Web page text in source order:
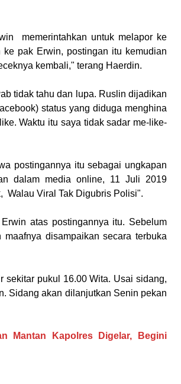
memerintahkan untuk melapor ke
pak Erwin, postingan itu kemudian
kembali," terang Haerdin.
tidak tahu dan lupa. Ruslin dijadikan
status yang diduga menghina
Waktu itu saya tidak sadar me-like-
postingannya itu sebagai ungkapan
dalam media online, 11 Juli 2019
Walau Viral Tak Digubris Polisi".
atas postingannya itu. Sebelum
disampaikan secara terbuka
sekitar pukul 16.00 Wita. Usai sidang,
Sidang akan dilanjutkan Senin pekan
Mantan Kapolres Digelar, Begini